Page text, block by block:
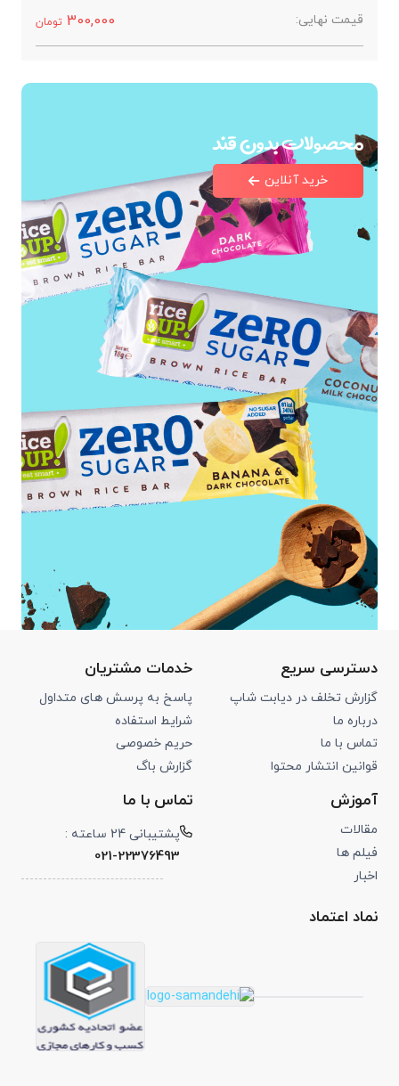
قیمت نهایی: 300,000 تومان
محصولات بدون قند
خرید آنلاین
دسترسی سریع
گزارش تخلف در دیابت شاپ
درباره ما
تماس با ما
قوانین انتشار محتوا
خدمات مشتریان
پاسخ به پرسش های متداول
شرایط استفاده
حریم خصوصی
گزارش باگ
آموزش
مقالات
فیلم ها
اخبار
تماس با ما
پشتیبانی 24 ساعته :
021-22376493
نماد اعتماد